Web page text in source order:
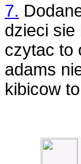
7.
dzieci sie
czytac to
adams
kibicow